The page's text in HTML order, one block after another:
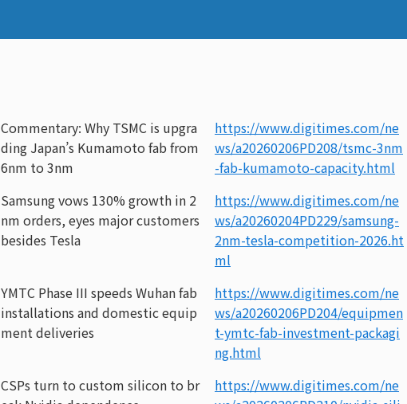
Commentary: Why TSMC is upgra
ding Japan’s Kumamoto fab from
6nm to 3nm
https://www.digitimes.com/ne
ws/a20260206PD208/tsmc-3nm
-fab-kumamoto-capacity.html
Samsung vows 130% growth in 2
nm orders, eyes major customers
besides Tesla
https://www.digitimes.com/ne
ws/a20260204PD229/samsung-
2nm-tesla-competition-2026.ht
ml
YMTC Phase III speeds Wuhan fab
installations and domestic equip
ment deliveries
https://www.digitimes.com/ne
ws/a20260206PD204/equipmen
t-ymtc-fab-investment-packagi
ng.html
CSPs turn to custom silicon to br
https://www.digitimes.com/ne